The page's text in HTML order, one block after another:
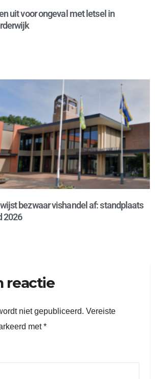
uit voor ongeval met letsel in
bezwaar vishandel af: standplaats
2026
reactie
niet gepubliceerd. Vereiste
met*